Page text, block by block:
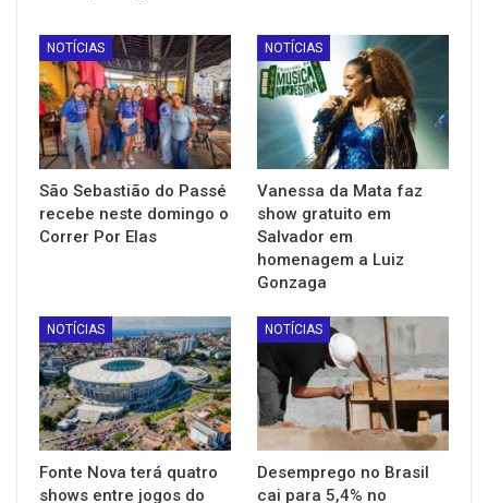
NOTÍCIAS
São Sebastião do Passé
recebe neste domingo o
Correr Por Elas
NOTÍCIAS
Vanessa da Mata faz
show gratuito em
Salvador em
homenagem a Luiz
Gonzaga
NOTÍCIAS
Fonte Nova terá quatro
shows entre jogos do
NOTÍCIAS
Desemprego no Brasil
cai para 5,4% no